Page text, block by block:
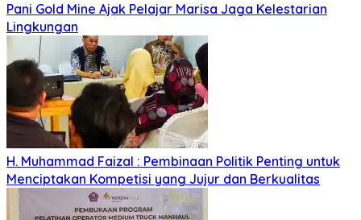
Pani Gold Mine Ajak Pelajar Marisa Jaga Kelestarian
Lingkungan
H. Muhammad Faizal : Pembinaan Politik Penting untuk
Menciptakan Kompetisi yang Jujur dan Berkualitas